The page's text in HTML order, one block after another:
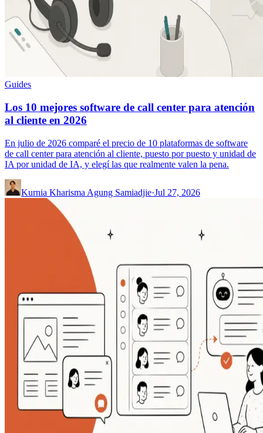
Guides
Los 10 mejores software de call center para atención
al cliente en 2026
En julio de 2026 comparé el precio de 10 plataformas de software
de call center para atención al cliente, puesto por puesto y unidad de
IA por unidad de IA, y elegí las que realmente valen la pena.
Kurnia Kharisma Agung Samiadjie·Jul 27, 2026